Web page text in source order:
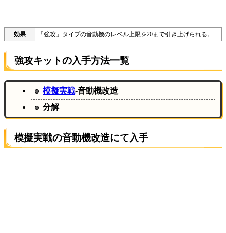
「強攻」タイプの音動機のレベル上限を20まで引き上げられる。
強攻キットの入手方法一覧
模擬実戦-音動機改造
分解
模擬実戦の音動機改造にて入手